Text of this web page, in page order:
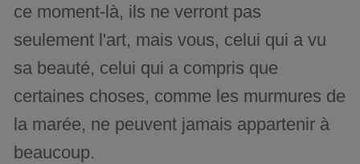
ce moment-là, ils ne verront pas
seulement l'art, mais vous, celui qui a vu
sa beauté, celui qui a compris que
certaines choses, comme les murmures de
la marée, ne peuvent jamais appartenir à
beaucoup.